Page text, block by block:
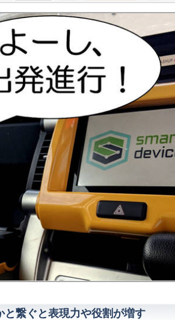
と繋ぐと表現力や役割が増す